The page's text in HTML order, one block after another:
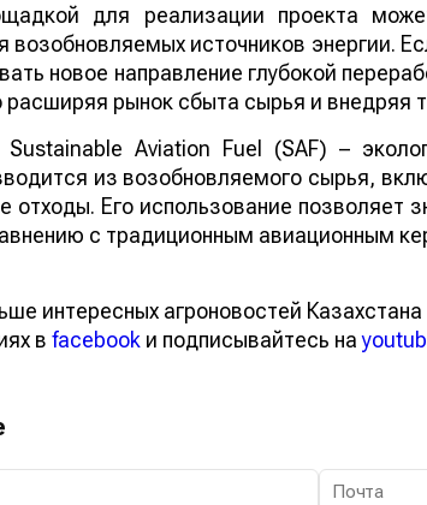
для реализации проекта
возобновляемых источников энергии.
новое направление глубокой
рынок сбыта сырья и внедряя
Aviation Fuel (SAF) –
из возобновляемого сырья,
отходы. Его использование позволяет
с традиционным авиационным
интересных агроновостей
в facebook и подписывайтесь на